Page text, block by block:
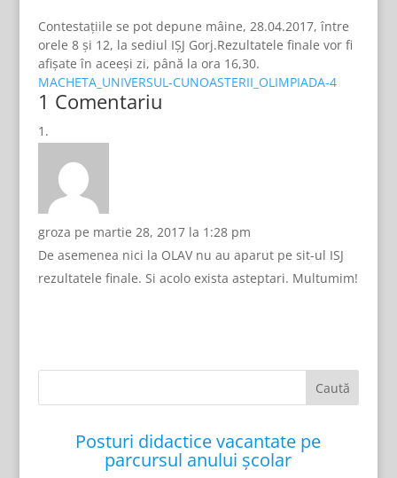
Contestațiile se pot depune mâine, 28.04.2017, între
orele 8 și 12, la sediul IȘJ Gorj.Rezultatele finale vor fi
afișate în aceeși zi, până la ora 16,30.
MACHETA_UNIVERSUL-CUNOASTERII_OLIMPIADA-4
1 Comentariu
groza pe martie 28, 2017 la 1:28 pm
De asemenea nici la OLAV nu au aparut pe sit-ul ISJ
rezultatele finale. Si acolo exista asteptari. Multumim!
Posturi didactice vacantate pe
parcursul anului școlar